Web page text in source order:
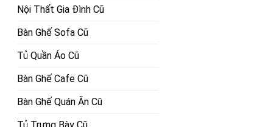
Nội Thất Gia Đình Cũ
Bàn Ghế Sofa Cũ
Tủ Quần Áo Cũ
Bàn Ghế Cafe Cũ
Bàn Ghế Quán Ăn Cũ
Tủ Trưng Bày Cũ